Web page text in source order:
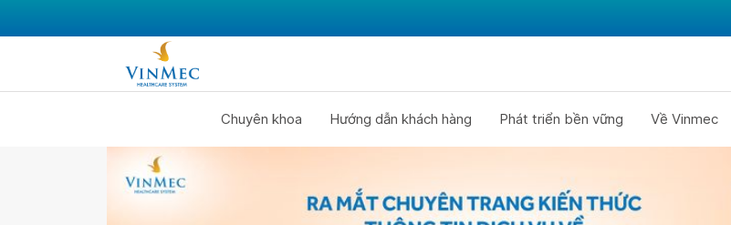
Chuyên khoa Hướng dẫn khách hàng Phát triển bền vững Về Vinmec